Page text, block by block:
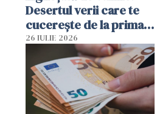
Desertul verii care te
cucerește de la prima
lingură
26 IULIE 2026